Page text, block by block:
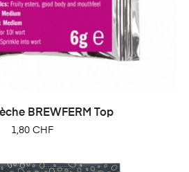
BREWFERM Top
Prix
1,80 CHF